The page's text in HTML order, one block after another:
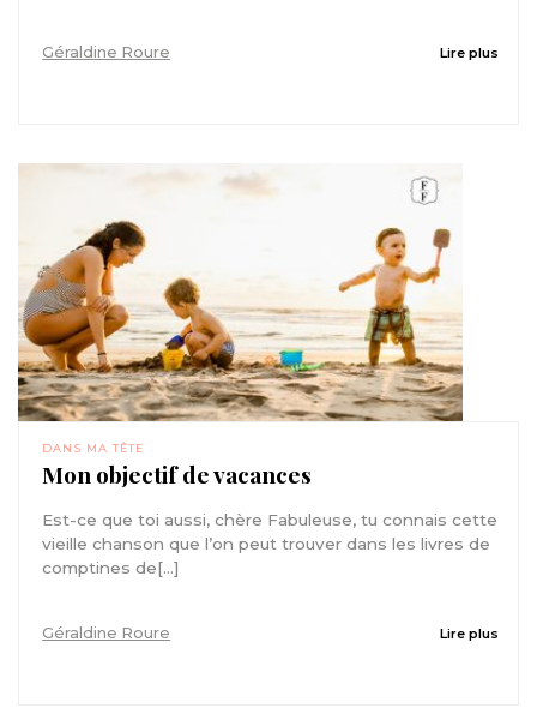
Géraldine Roure Lire plus
DANS MA TÊTE
Mon objectif de vacances
Est-ce que toi aussi, chère Fabuleuse, tu connais cette
vieille chanson que l’on peut trouver dans les livres de
comptines de[...]
Géraldine Roure Lire plus